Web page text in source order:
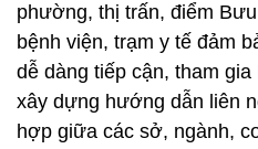
phường, thị trấn, điểm
bệnh viện, trạm y tế đảm
dễ dàng tiếp cận, tham
xây dựng hướng dẫn liên
hợp giữa các sở, ngành,